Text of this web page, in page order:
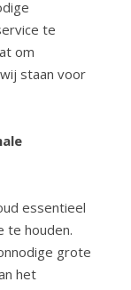
te
om
staan voor
essentieel
te houden.
grote
het